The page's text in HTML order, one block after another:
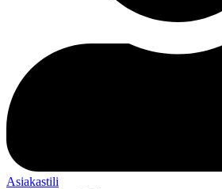
Asiakastili